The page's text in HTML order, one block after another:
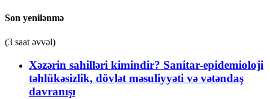
Son yenilənmə
(3 saat əvvəl)
Xəzərin sahilləri kimindir? Sanitar-epidemioloji
təhlükəsizlik, dövlət məsuliyyəti və vətəndaş
davranışı